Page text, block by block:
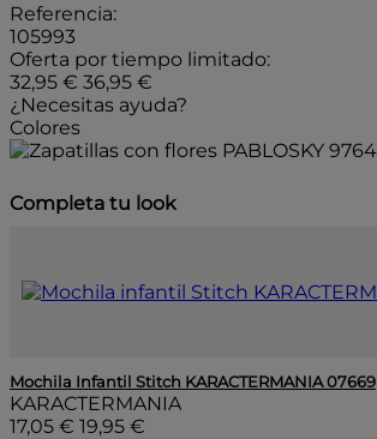
Referencia:
105993
Oferta por tiempo limitado:
32,95 € 36,95 €
¿Necesitas ayuda?
Colores
Completa tu look
Mochila Infantil Stitch KARACTERMANIA 07669
KARACTERMANIA
17,05 € 19,95 €